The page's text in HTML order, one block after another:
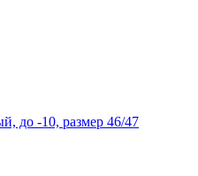
до -10, размер 46/47